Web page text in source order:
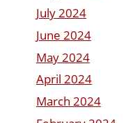
July 2024
June 2024
May 2024
April 2024
March 2024